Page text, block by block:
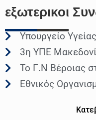
εξωτερικοι
Υπουργείο Υγείας
3η ΥΠΕ
Το Γ.Ν Βέροιας
Εθνικός